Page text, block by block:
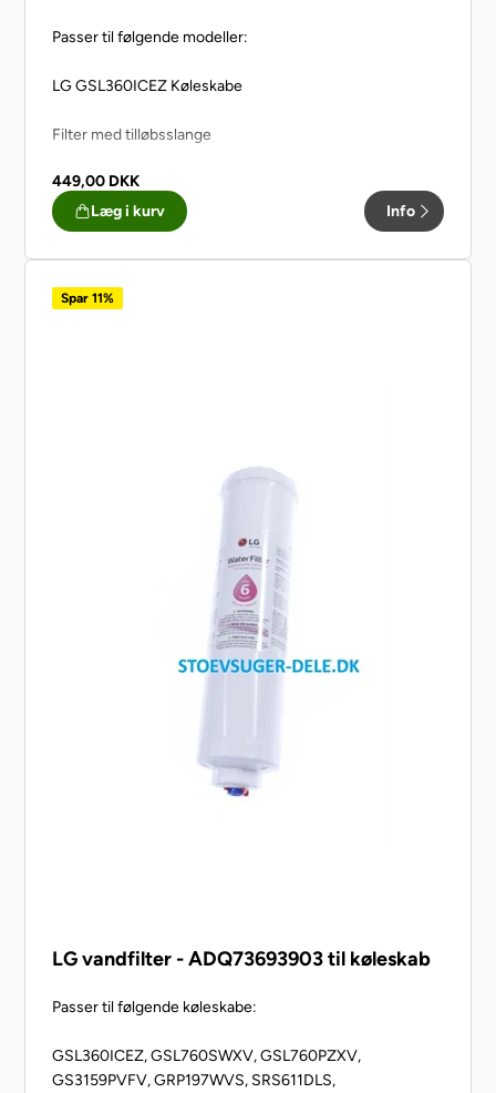
Passer til følgende modeller:
LG GSL360ICEZ Køleskabe
Filter med tilløbsslange
449,00 DKK
Læg i kurv
Info
Spar 11%
LG vandfilter - ADQ73693903 til køleskab
Passer til følgende køleskabe:
GSL360ICEZ, GSL760SWXV, GSL760PZXV,
GS3159PVFV, GRP197WVS, SRS611DLS,